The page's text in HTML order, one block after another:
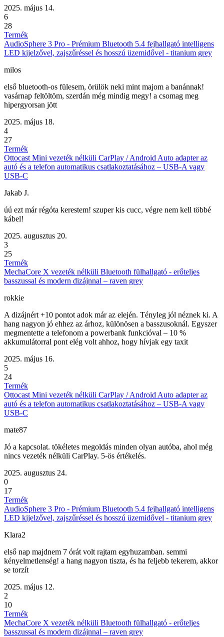
2025. május 14.
6
28
Termék
AudioSphere 3 Pro - Prémium Bluetooth 5.4 fejhallgató intelligens
LED kijelzővel, zajszűréssel és hosszú üzemidővel - titanium grey
milos
első bluetooth-os fülesem, örülök neki mint majom a banánnak!
vasárnap feltöltöm, szerdán még mindig megy! a csomag meg
hipergyorsan jött
2025. május 18.
4
27
Termék
Ottocast Mini vezeték nélküli CarPlay / Android Auto adapter az
autó és a telefon automatikus csatlakoztatásához – USB-A vagy
USB-C
Jakab J.
úú ezt már régóta kerestem! szuper kis cucc, végre nem kell többé
kábel!
2025. augusztus 20.
3
25
Termék
MechaCore X vezeték nélküli Bluetooth fülhallgató - erőteljes
basszussal és modern dizájnnal – raven grey
rokkie
A dizájnért +10 pontot adok már az elején. Tényleg jól néznek ki. A
hang nagyon jó ehhez az árhoz, különösen a basszusoknál. Egyszer
megmentette a telefonom a powerbank funkcióval – 10 %
akkumulátorral pont elég volt ahhoz, hogy hívjak egy taxit
2025. május 16.
5
24
Termék
Ottocast Mini vezeték nélküli CarPlay / Android Auto adapter az
autó és a telefon automatikus csatlakoztatásához – USB-A vagy
USB-C
mate87
Jó a kapcsolat. tökéletes megoldás minden olyan autóba, ahol még
nincs vezeték nélküli CarPlay. 5-ös értékelés.
2025. augusztus 24.
0
17
Termék
AudioSphere 3 Pro - Prémium Bluetooth 5.4 fejhallgató intelligens
LED kijelzővel, zajszűréssel és hosszú üzemidővel - titanium grey
Klara2
első nap majdnem 7 órát volt rajtam egyhuzamban. semmi
kényelmetlenség! a hang nagyon tiszta, és ha feljebb tekerem, akkor
se torzít
2025. május 12.
2
10
Termék
MechaCore X vezeték nélküli Bluetooth fülhallgató - erőteljes
basszussal és modern dizájnnal – raven grey